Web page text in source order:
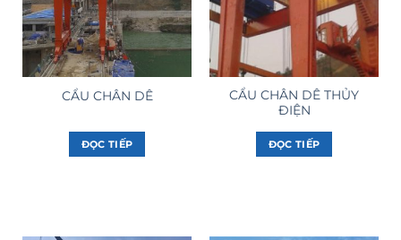
CẨU CHÂN DÊ
ĐỌC TIẾP
CẨU CHÂN DÊ THỦY
ĐIỆN
ĐỌC TIẾP